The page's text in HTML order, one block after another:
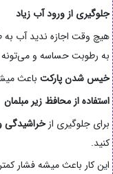
جلوگیری از ورود آب زیاد
هیچ وقت اجازه ندید آب به
به رطوبت حساسه و می‌تونه
خیس شدن پارکتباعث
استفاده از محافظ زیر مبلمان
برای جلوگیری ازخراشیدگی
کنید.
این کار باعث میشه فشار